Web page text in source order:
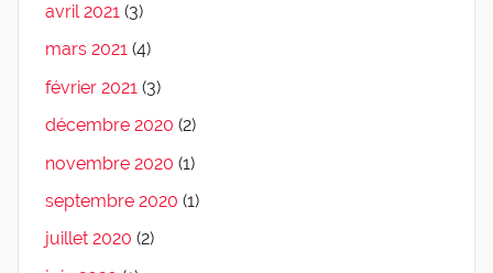
avril 2021 (3)
mars 2021 (4)
février 2021 (3)
décembre 2020 (2)
novembre 2020 (1)
septembre 2020 (1)
juillet 2020 (2)